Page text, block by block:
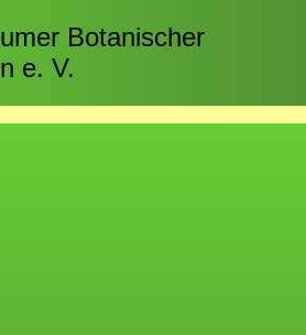
Botanischer
e. V.